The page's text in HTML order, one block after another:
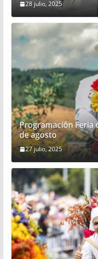
28 julio, 2025
Programación Feria
de agosto
27 julio, 2025